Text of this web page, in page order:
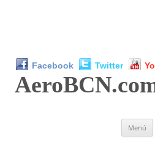
Facebook Twitter
AeroBCN
Menú